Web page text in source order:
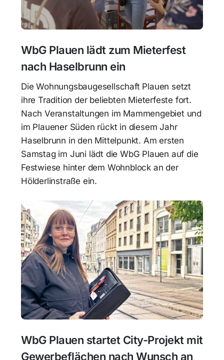
WbG Plauen lädt zum Mieterfest
nach Haselbrunn ein
Die Wohnungsbaugesellschaft Plauen setzt
ihre Tradition der beliebten Mieterfeste fort.
Nach Veranstaltungen im Mammengebiet und
im Plauener Süden rückt in diesem Jahr
Haselbrunn in den Mittelpunkt. Am ersten
Samstag im Juni lädt die WbG Plauen auf die
Festwiese hinter dem Wohnblock an der
Hölderlinstraße ein.
WbG Plauen startet City-Projekt mit
Gewerbeflächen nach Wunsch an